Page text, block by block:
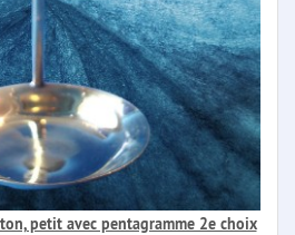
petit avec pentagramme 2e choix